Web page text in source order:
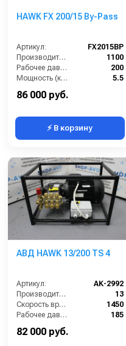
HAWK FX 200/15 By-Pass
Артикул:
FX2015BP
Производительность (л/ч):
1100
Рабочее давление (бар):
200
Мощность (кВт):
5.5
86 000 руб.
⚡ В корзину
АВД HAWK 13/200 TS 4
Артикул:
AK-2992
Производительность (л/мин):
13
Скорость вращения (об/мин):
1450
Рабочее давление (бар):
185
82 000 руб.